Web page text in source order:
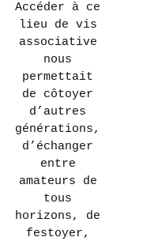
Accéder à ce
lieu de vis
associative
nous
permettait
de côtoyer
d’autres
générations,
d’échanger
entre
amateurs de
tous
horizons, de
festoyer,